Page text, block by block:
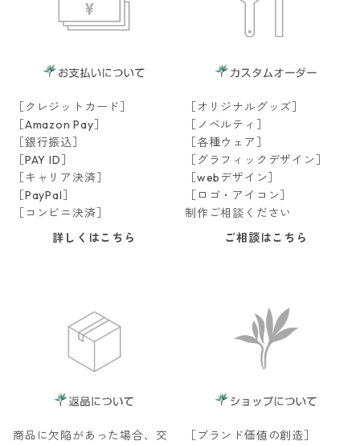
［クレジットカード］
［Amazon Pay］
［銀行振込］
［PAY ID］
［キャリア決済］
［PayPal］
［コンビニ決済］
詳しくはこちら
［オリジナルグッズ］
［ノベルティ］
［各種ウェア］
［グラフィックデザイン］
［webデザイン］
［ロゴ・アイコン］
制作ご相談ください
ご相談はこちら
商品に欠陥があった場合、交
［ブランド価値の創造］